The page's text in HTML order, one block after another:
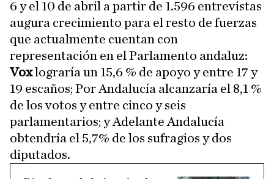
6 y el 10 de abril a partir de 1.596 entrevistas
augura crecimiento para el resto de fuerzas
que actualmente cuentan con
representación en el Parlamento andaluz:
Voxlograría un 15,6 % de apoyo y entre 17 y
19 escaños; Por Andalucía alcanzaría el 8,1 %
de los votos y entre cinco y seis
parlamentarios; y Adelante Andalucía
obtendría el 5,7% de los sufragios y dos
diputados.